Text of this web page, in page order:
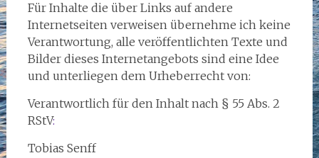
Für Inhalte die über Links auf andere
Internetseiten verweisen übernehme ich keine
Verantwortung, alle veröffentlichten Texte und
Bilder dieses Internetangebots sind eine Idee
und unterliegen dem Urheberrecht von:
Verantwortlich für den Inhalt nach § 55 Abs. 2
RStV:
Tobias Senff